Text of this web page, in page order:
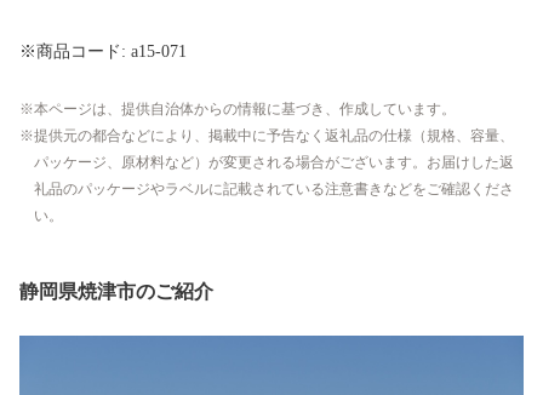
※商品コード: a15-071
本ページは、提供自治体からの情報に基づき、作成しています。
提供元の都合などにより、掲載中に予告なく返礼品の仕様（規格、容量、
パッケージ、原材料など）が変更される場合がございます。お届けした返
礼品のパッケージやラベルに記載されている注意書きなどをご確認くださ
い。
静岡県焼津市のご紹介